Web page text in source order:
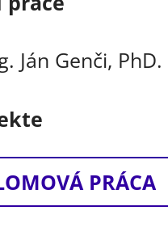
Ján Genči, PhD.
PRÁCA